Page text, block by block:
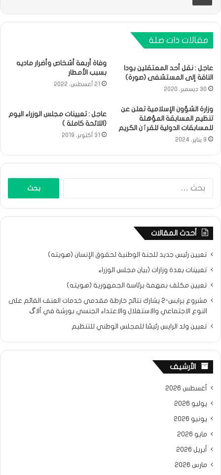
مقالات ذات صلة
عاجل : نقل أحد المعتقلين بودا
الناقة إلى المستشفى (صورة)
30 ديسمبر، 2020
وفاة أربعة أشخاص وأضرار ماديه
بسبب الأمطار
21 أغسطس، 2022
وزارة الشؤون الإسلامية تعلن عن
تنظيم المسابقة المؤهلة
للمسابقات الدولية للقرٱن الكريم
9 يناير، 2024
عاجل : تعيينات مجلس الوزراء اليوم
(اللائحة كاملة )
31 أكتوبر، 2019
أحدث المقالات
تعيين رئيس جديد للجنة الوطنية لحقوق الإنسان (هويته)
تعيينات بعدة وزارات (بيان مجلس الوزراء
تعيين مكلف بمهمة برئاسة الجمهورية (هويته)
مشروع برابس-2 يشارك نتائح خارطة مقدمي خدمات العنف القائم على
النوع الاجتماعي والاستغلال والاعتداء الجنسي بورشة في ألاگ
تعيين ولد الرايس رئيسًا للمجلس الوطني للتنظيم
الأرشيف
أغسطس 2026
يوليو 2026
يونيو 2026
مايو 2026
أبريل 2026
مارس 2026